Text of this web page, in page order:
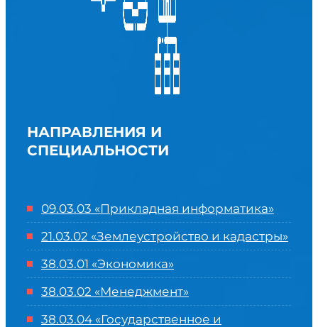
НАПРАВЛЕНИЯ И
СПЕЦИАЛЬНОСТИ
09.03.03 «Прикладная информатика»
21.03.02 «Землеустройство и кадастры»
38.03.01 «Экономика»
38.03.02 «Менеджмент»
38.03.04 «Государственное и